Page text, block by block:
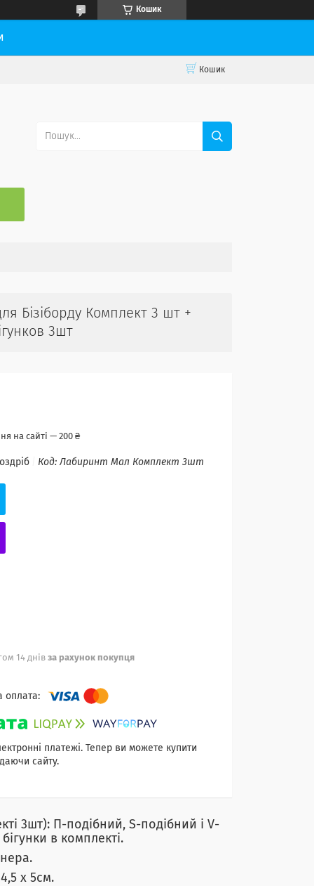
Кошик
Кошик
Бізіборду Комплект 3 шт +
3шт
на сайті — 200 ₴
Код: Лабиринт Мал Комплект 3шт
14 днів за рахунок покупця
платежі. Тепер ви можете купити
сайту.
3шт): П-подібний, S-подібний і V-
в комплекті.
х 5см.